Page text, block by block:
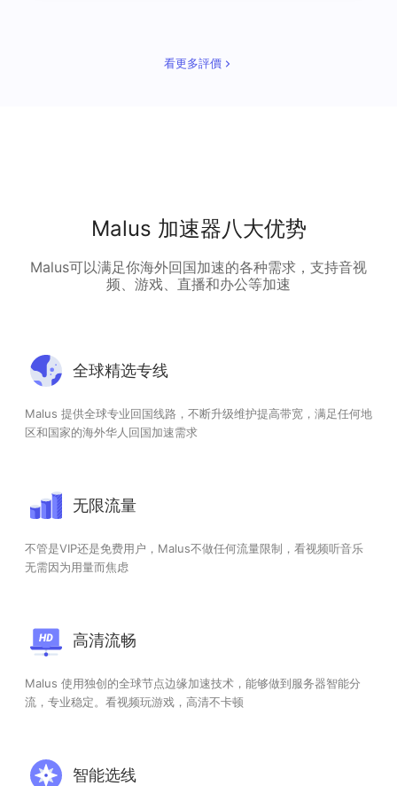
看更多評價
Malus 加速器八大优势
Malus可以满足你海外回国加速的各种需求，支持音视
频、游戏、直播和办公等加速
全球精选专线
Malus 提供全球专业回国线路，不断升级维护提高带宽，满足任何地
区和国家的海外华人回国加速需求
无限流量
不管是VIP还是免费用户，Malus不做任何流量限制，看视频听音乐
无需因为用量而焦虑
高清流畅
Malus 使用独创的全球节点边缘加速技术，能够做到服务器智能分
流，专业稳定。看视频玩游戏，高清不卡顿
智能选线